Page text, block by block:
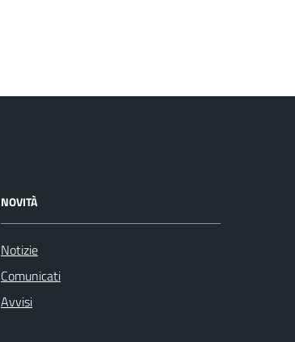
NOVITÀ
Notizie
Comunicati
Avvisi